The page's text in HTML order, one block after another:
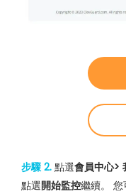
步驟 2. 點選會員中心>
點選開始監控繼續。 您